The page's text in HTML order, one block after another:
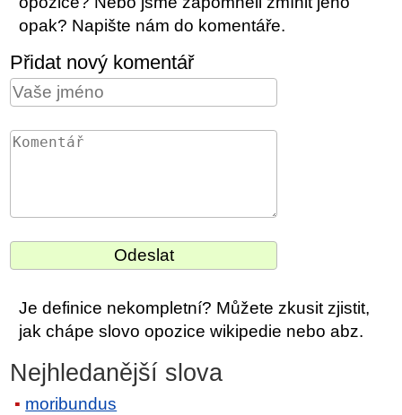
opak? Napište nám do komentáře.
Přidat nový komentář
Je definice nekompletní? Můžete zkusit zjistit,
jak chápe slovo opozice wikipedie nebo abz.
Nejhledanější slova
moribundus